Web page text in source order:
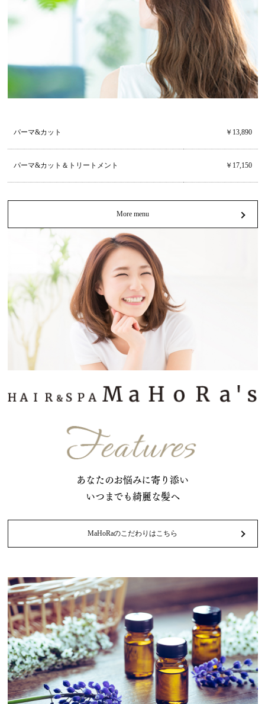
パーマ&カット ￥13,890
パーマ&カット＆トリートメント ￥17,150
More menu
あなたのお悩みに寄り添い
いつまでも綺麗な髪へ
MaHoRaのこだわりはこちら